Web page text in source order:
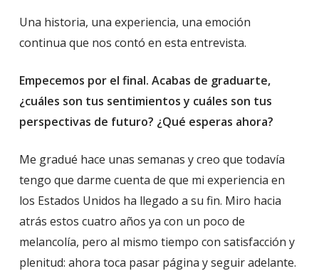
Una historia, una experiencia, una emoción
continua que nos contó en esta entrevista.
Empecemos por el final. Acabas de graduarte,
¿cuáles son tus sentimientos y cuáles son tus
perspectivas de futuro? ¿Qué esperas ahora?
Me gradué hace unas semanas y creo que todavía
tengo que darme cuenta de que mi experiencia en
los Estados Unidos ha llegado a su fin. Miro hacia
atrás estos cuatro años ya con un poco de
melancolía, pero al mismo tiempo con satisfacción y
plenitud: ahora toca pasar página y seguir adelante.